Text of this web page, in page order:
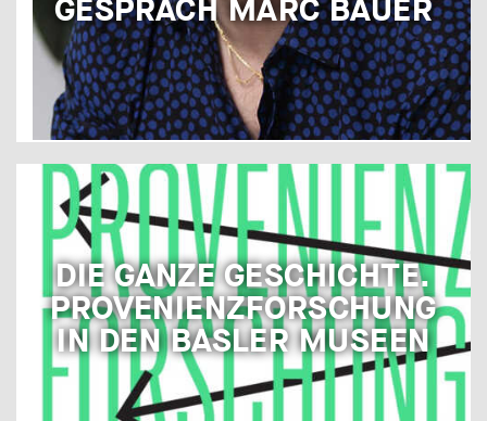
GESPRÄCH MARC BAUER
DIE GANZE GESCHICHTE.
PROVENIENZFORSCHUNG
IN DEN BASLER MUSEEN